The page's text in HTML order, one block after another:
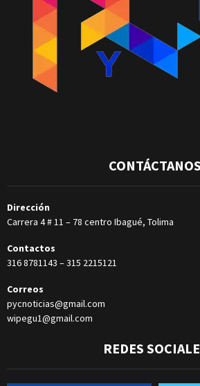
CONTÁCTANOS
Dirección
Carrera 4 # 11 – 78 centro Ibagué, Tolima
Contactos
316 8781143 –315 2215121
Correos
pycnoticias@gmail.com
wipegu1@gmail.com
REDES